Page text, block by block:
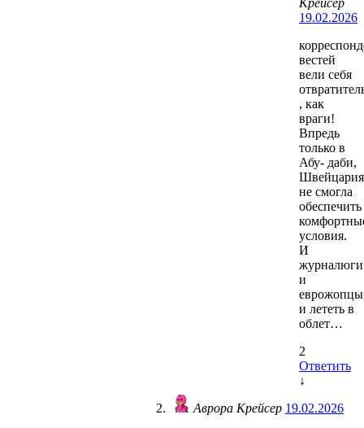
Крейсер
19.02.2026
вестей
вели себя
, как
враги!
Впредь
только в
Абу- даби,
Швейцария
не смогла
обеспечить
условия.
И
журналюги
и
еврожопцы
и лететь в
облет…
2
Ответить
↓
Аврора Крейсер 19.02.2026